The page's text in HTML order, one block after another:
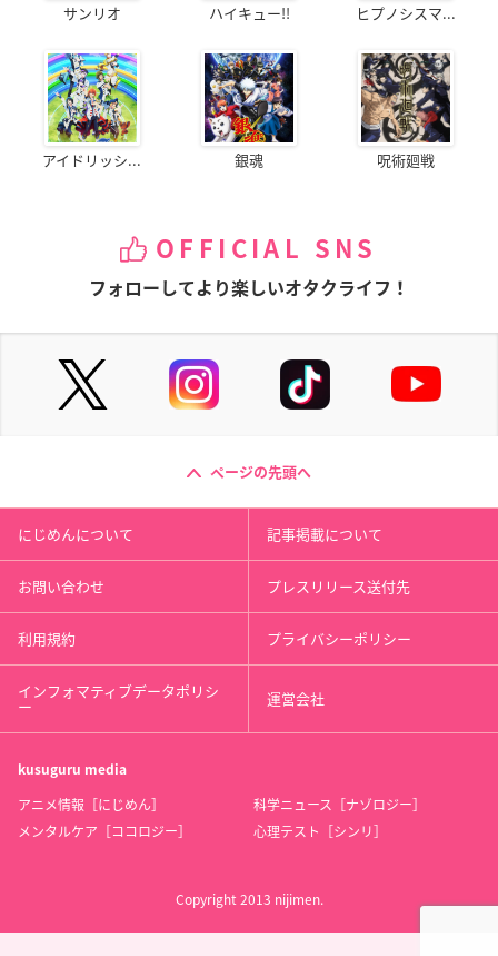
サンリオ ハイキュー!! ヒプノシスマ...
アイドリッシ... 銀魂 呪術廻戦
OFFICIAL SNS
フォローしてより楽しいオタクライフ！
ページの先頭へ
にじめんについて 記事掲載について
お問い合わせ プレスリリース送付先
利用規約 プライバシーポリシー
インフォマティブデータポリシ
ー 運営会社
kusuguru media
アニメ情報［にじめん］
科学ニュース［ナゾロジー］
メンタルケア［ココロジー］
心理テスト［シンリ］
Copyright 2013 nijimen.